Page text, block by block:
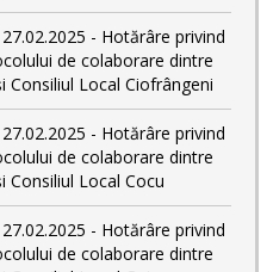
- Hotărâre privind
de colaborare dintre
Consiliul Local Ciofrângeni
- Hotărâre privind
de colaborare dintre
Consiliul Local Cocu
- Hotărâre privind
de colaborare dintre